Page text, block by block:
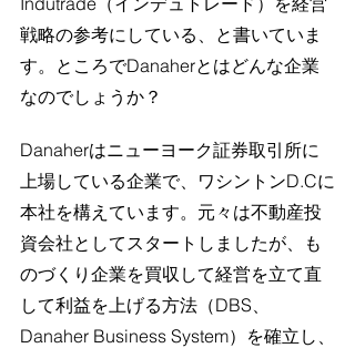
戦略の参考にしている、と書いていま
す。ところでDanaherとはどんな企業
なのでしょうか？
Danaherはニューヨーク証券取引所に
上場している企業で、ワシントンD.Cに
本社を構えています。元々は不動産投
資会社としてスタートしましたが、も
のづくり企業を買収して経営を立て直
して利益を上げる方法（DBS、
Danaher Business System）を確立し、